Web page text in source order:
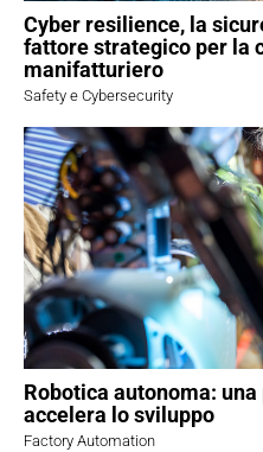
Cyber resilience, la
fattore strategico per la
manifatturiero
Safety e Cybersecurity
Robotica autonoma:
accelera lo sviluppo
Factory Automation